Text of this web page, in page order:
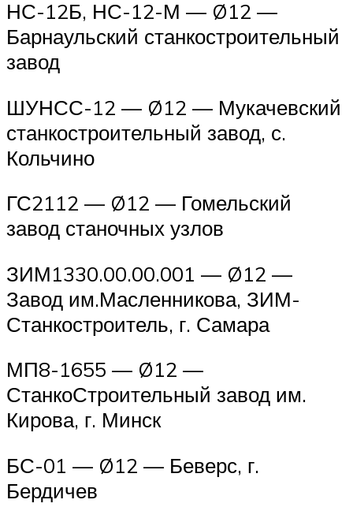
НС-12Б, НС-12-М — Ø12 —
Барнаульский станкостроительный
завод
ШУНСС-12 — Ø12 — Мукачевский
станкостроительный завод, с.
Кольчино
ГС2112 — Ø12 — Гомельский
завод станочных узлов
ЗИМ1330.00.00.001 — Ø12 —
Завод им.Масленникова, ЗИМ-
Станкостроитель, г. Самара
МП8-1655 — Ø12 —
СтанкоСтроительный завод им.
Кирова, г. Минск
БС-01 — Ø12 — Беверс, г.
Бердичев